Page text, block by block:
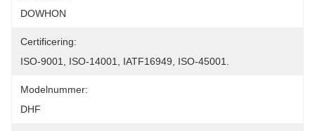
DOWHON
Certificering:
ISO-9001, ISO-14001, IATF16949, ISO-45001.
Modelnummer:
DHF